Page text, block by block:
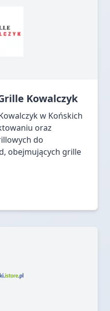
Kowalczyk
w Końskich
oraz
do
obejmujących grille